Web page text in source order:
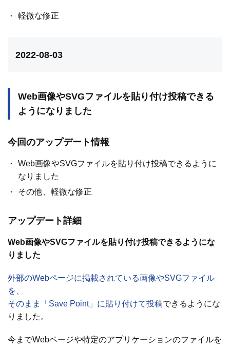
軽微な修正
2022-08-03
Web画像やSVGファイルを貼り付け投稿できる
ようになりました
今回のアップデート情報
Web画像やSVGファイルを貼り付け投稿できるように
なりました
その他、軽微な修正
アップデート詳細
Web画像やSVGファイルを貼り付け投稿できるようにな
りました
外部のWebページに掲載されている画像やSVGファイル
を、
そのまま「Save Point」に貼り付けて投稿できるようにな
りました。
今までWebページや特定のアプリケーションのファイルを